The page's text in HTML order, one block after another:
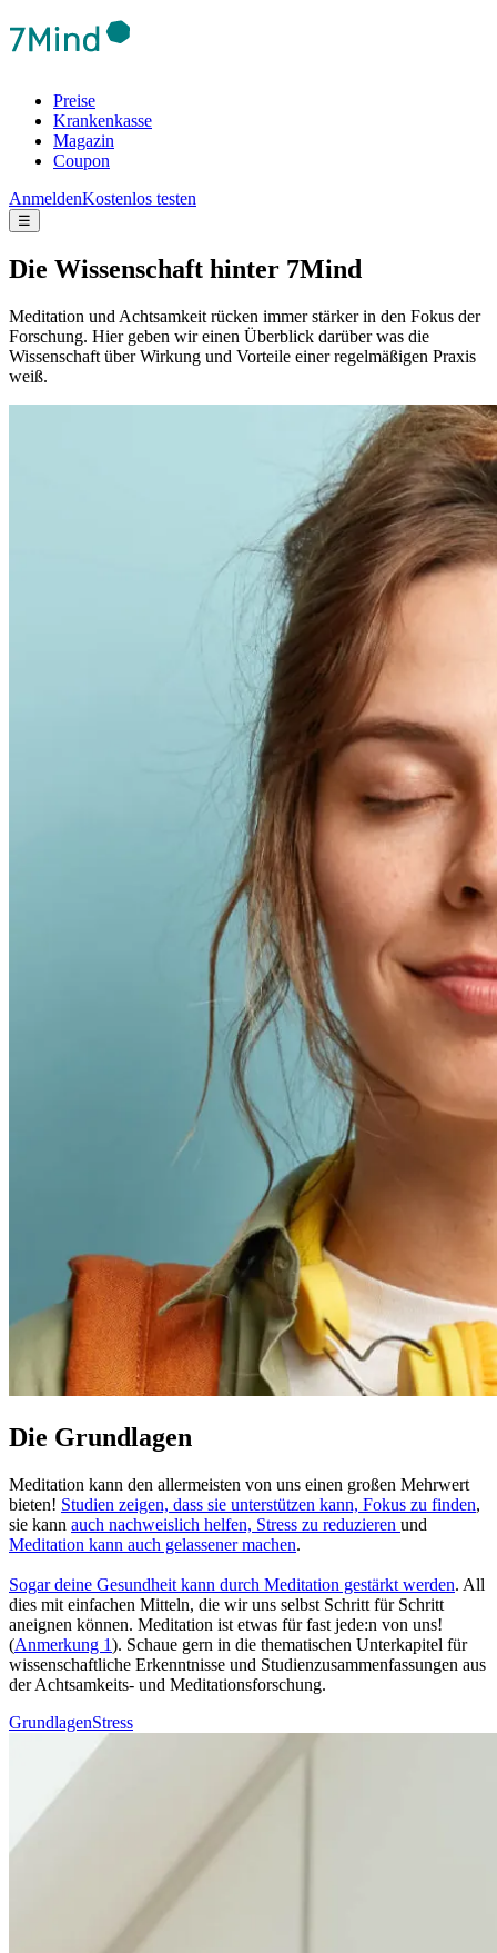
Preise
Krankenkasse
Magazin
Coupon
AnmeldenKostenlos testen
☰
Die Wis­sen­schaft hinter 7Mind
Meditation und Achtsamkeit rücken immer stärker in den Fokus der
Forschung. Hier geben wir einen Überblick darüber was die
Wissenschaft über Wirkung und Vorteile einer regelmäßigen Praxis
weiß.
Die Grundlagen
Meditation kann den allermeisten von uns einen großen Mehrwert
bieten! Stu­dien zeigen, dass sie unterstützen kann, Fokus zu finden,
sie kann auch nachweislich helfen, Stress zu redu­zie­ren und
Meditation kann auch gelas­se­ner machen.
Sogar deine Gesund­heit kann durch Medi­ta­tion gestärkt werden. All
dies mit ein­fa­chen Mit­teln, die wir uns selbst Schritt für Schritt
aneignen können. Meditation ist etwas für fast jede:n von uns!
(Anmerkung 1). Schaue gern in die thematischen Unterkapitel für
wissenschaftliche Erkenntnisse und Studienzusammenfassungen aus
der Achtsamkeits- und Meditationsforschung.
GrundlagenStress